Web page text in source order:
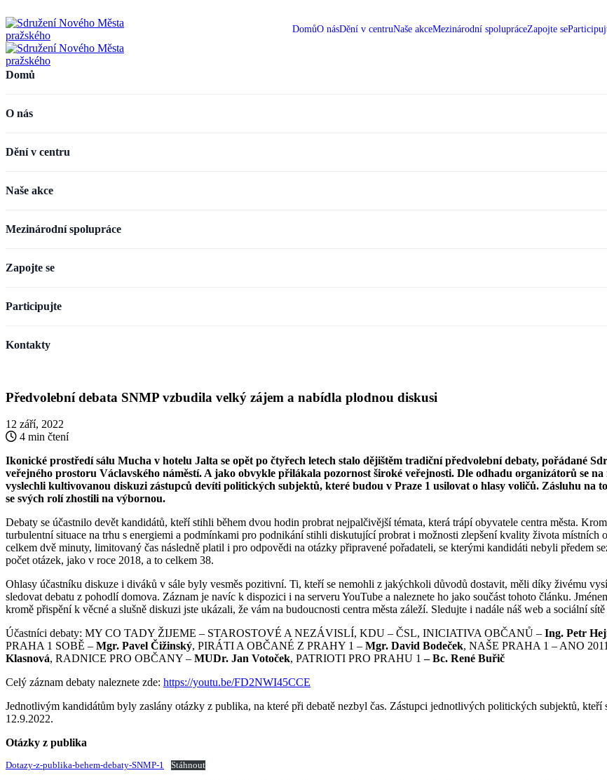
DomůO násDění v centruNaše akceMezinárodní spolupráceZapojte se
Domů
O nás
Dění v centru
Naše akce
Mezinárodní spolupráce
Zapojte se
Participujte
Kontakty
Předvolební debata SNMP vzbudila velký zájem a nabídla plodnou diskusi
12 září, 2022
4 min čtení
Ikonické prostředí sálu Mucha v hotelu Jalta se opět po čtyřech letech stalo dějištěm tradiční předvolební debaty, pořádané
veřejného prostoru Václavského náměstí. A jako obvykle přilákala pozornost široké veřejnosti. Dle odhadu organizátorů se
vyslechli kultivovanou diskuzi zástupců devíti politických subjektů, které budou v Praze 1 usilovat o hlasy voličů. Zásluhu
se svých rolí zhostili na výbornou.
Debaty se účastnilo devět kandidátů, kteří stihli během dvou hodin probrat nejpalčivější témata, která trápí obyvatele centra města.
turbulentní situace na trhu s energiemi a podmínkami pro podnikání stihli diskutující probrat i možnosti zlepšení kvality života
celkem dvě minuty, limitovaný čas následně platil i pro odpovědi na otázky připravené pořadateli, se kterými kandidáti nebyli
počet otázek, jako v roce 2018, a to celkem 38.
Ohlasy účastníku diskuze i diváků v sále byly vesměs pozitivní. Ti, kteří se nemohli z jakýchkoli důvodů dostavit, měli díky živému
sledovat debatu z pohodlí domova. Záznam je navíc k dispozici i na serveru YouTube a naleznete ho jako součást tohoto článku.
kromě přispění k věcné a slušně diskuzi jste ukázali, že vám na budoucnosti centra města záleží. Sledujte i nadále náš web a sociální
Účastníci debaty: MY CO TADY ŽIJEME – STAROSTOVÉ A NEZÁVISLÍ, KDU – ČSL, INICIATIVA OBČANŮ – Ing. Petr
PRAHA 1 SOBĚ – Mgr. Pavel Čižinský, PIRÁTI A OBČANÉ Z PRAHY 1 – Mgr. David Bodeček, NAŠE PRAHA 1 – ANO
Klasnová, RADNICE PRO OBČANY – MUDr. Jan Votoček, PATRIOTI PRO PRAHU 1– Bc. René Buřič
Celý záznam debaty naleznete zde: https://youtu.be/FD2NWI45CCE
Jednotlivým kandidátům byly zaslány otázky z publika, na které při debatě nezbyl čas. Zástupci jednotlivých politických subjektů, kteří
12.9.2022.
Otázky z publika
Dotazy-z-publika-behem-debaty-SNMP-1 Stáhnout